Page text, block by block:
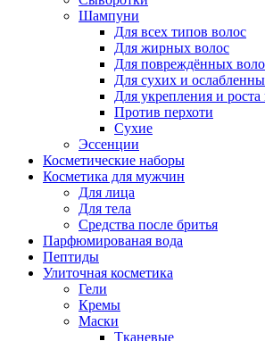
Шампуни
Для всех типов волос
Для жирных волос
Для повреждённых
Для сухих и
Для укрепления и роста
Против перхоти
Сухие
Эссенции
Косметические наборы
Косметика для мужчин
Для лица
Для тела
Средства после бритья
Парфюмированая вода
Пептиды
Улиточная косметика
Гели
Кремы
Маски
Тканевые